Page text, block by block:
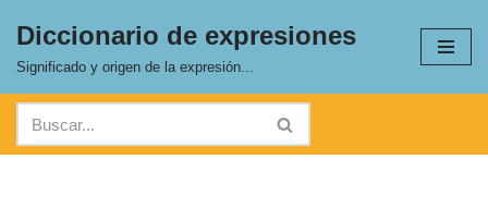
Saltar
contenido
Diccionario de expresiones
Significado y origen de la expresión...